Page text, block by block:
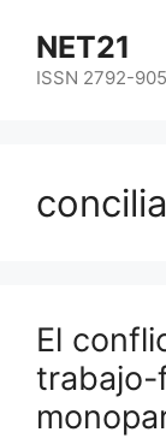
NET21
ISSN 2792-
El
trabajo-